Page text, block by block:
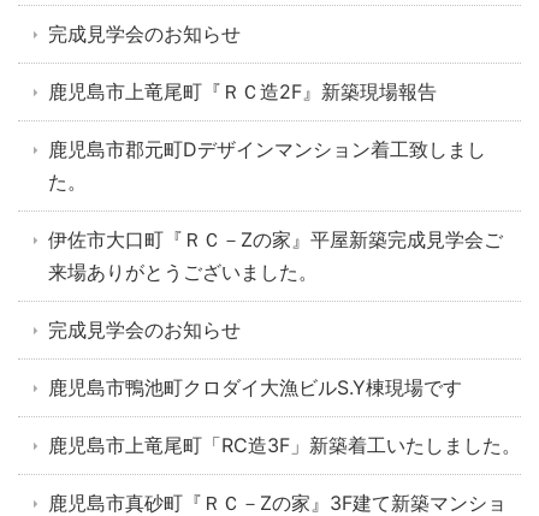
完成見学会のお知らせ
鹿児島市上竜尾町『ＲＣ造2F』新築現場報告
鹿児島市郡元町Dデザインマンション着工致しまし
た。
伊佐市大口町『ＲＣ－Zの家』平屋新築完成見学会ご
来場ありがとうございました。
完成見学会のお知らせ
鹿児島市鴨池町クロダイ大漁ビルS.Y棟現場です
鹿児島市上竜尾町「RC造3F」新築着工いたしました。
鹿児島市真砂町『ＲＣ－Zの家』3F建て新築マンショ